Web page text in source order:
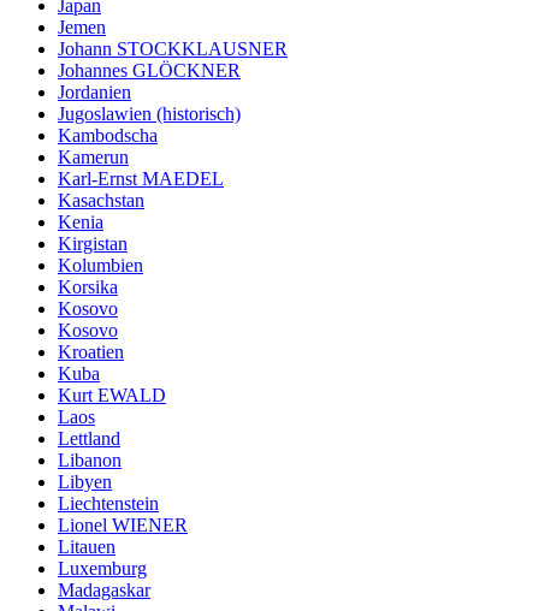
Japan
Jemen
Johann STOCKKLAUSNER
Johannes GLÖCKNER
Jordanien
Jugoslawien (historisch)
Kambodscha
Kamerun
Karl-Ernst MAEDEL
Kasachstan
Kenia
Kirgistan
Kolumbien
Korsika
Kosovo
Kosovo
Kroatien
Kuba
Kurt EWALD
Laos
Lettland
Libanon
Libyen
Liechtenstein
Lionel WIENER
Litauen
Luxemburg
Madagaskar